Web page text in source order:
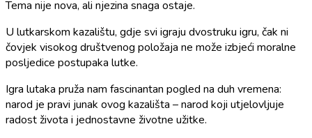
Tema nije nova, ali njezina snaga ostaje.
U lutkarskom kazalištu, gdje svi igraju dvostruku igru, čak ni
čovjek visokog društvenog položaja ne može izbjeći moralne
posljedice postupaka lutke.
Igra lutaka pruža nam fascinantan pogled na duh vremena:
narod je pravi junak ovog kazališta – narod koji utjelovljuje
radost života i jednostavne životne užitke.